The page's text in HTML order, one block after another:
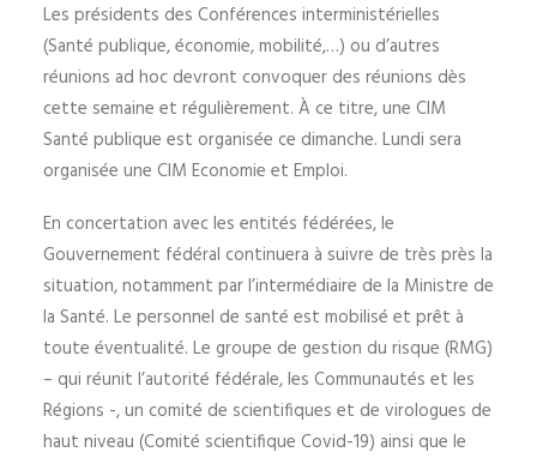
Les présidents des Conférences interministérielles
(Santé publique, économie, mobilité,…) ou d’autres
réunions ad hoc devront convoquer des réunions dès
cette semaine et régulièrement. À ce titre, une CIM
Santé publique est organisée ce dimanche. Lundi sera
organisée une CIM Economie et Emploi.
En concertation avec les entités fédérées, le
Gouvernement fédéral continuera à suivre de très près la
situation, notamment par l’intermédiaire de la Ministre de
la Santé. Le personnel de santé est mobilisé et prêt à
toute éventualité. Le groupe de gestion du risque (RMG)
– qui réunit l’autorité fédérale, les Communautés et les
Régions -, un comité de scientifiques et de virologues de
haut niveau (Comité scientifique Covid-19) ainsi que le